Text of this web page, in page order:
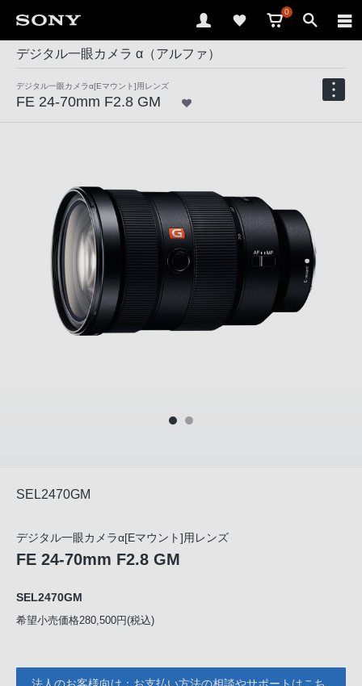
0
デジタル一眼カメラ α（アルファ）
デジタル一眼カメラα[Eマウント]用レンズ
FE 24-70mm F2.8 GM
SEL2470GM
デジタル一眼カメラα[Eマウント]用レンズ
FE 24-70mm F2.8 GM
SEL2470GM
希望小売価格280,500円(税込)